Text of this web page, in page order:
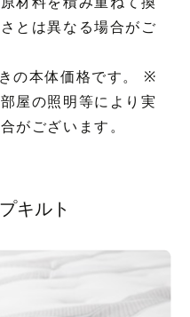
とは異なる場合がご
本体価格です。 ※
屋の照明等により実
がございます。
キルト